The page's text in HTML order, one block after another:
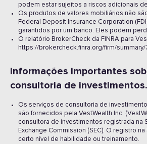
podem estar sujeitos a riscos adicionais
Os produtos de valores mobiliários não
Federal Deposit Insurance Corporation
garantidos por um banco. Eles podem
O relatório BrokerCheck da FINRA para
https://brokercheck.finra.org/firm/summary/
Informações importantes
consultoria de investimentos.
Os serviços de consultoria de
são fornecidos pela VestWealth Inc.
consultora de investimentos registrada na
Exchange Commission (SEC). O registro na
certo nível de habilidade ou treinamento.